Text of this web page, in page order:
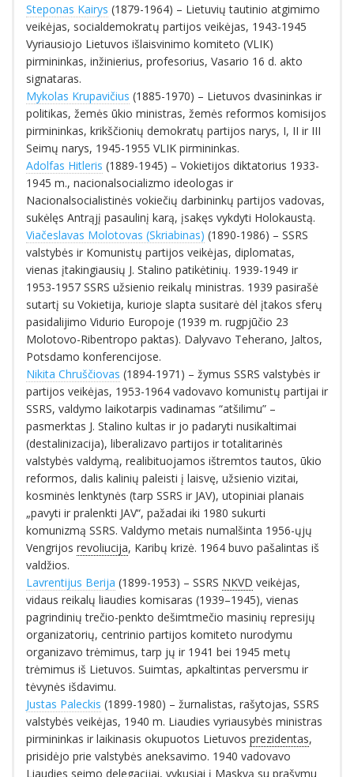
Steponas Kairys (1879-1964) – Lietuvių tautinio atgimimo
veikėjas, socialdemokratų partijos veikėjas, 1943-1945
Vyriausiojo Lietuvos išlaisvinimo komiteto (VLIK)
pirmininkas, inžinierius, profesorius, Vasario 16 d. akto
signataras.
Mykolas Krupavičius (1885-1970) – Lietuvos dvasininkas ir
politikas, žemės ūkio ministras, žemės reformos komisijos
pirmininkas, krikščionių demokratų partijos narys, I, II ir III
Seimų narys, 1945-1955 VLIK pirmininkas.
Adolfas Hitleris (1889-1945) – Vokietijos diktatorius 1933-
1945 m., nacionalsocializmo ideologas ir
Nacionalsocialistinės vokiečių darbininkų partijos vadovas,
sukėlęs Antrąjį pasaulinį karą, įsakęs vykdyti Holokaustą.
Viačeslavas Molotovas (Skriabinas) (1890-1986) – SSRS
valstybės ir Komunistų partijos veikėjas, diplomatas,
vienas įtakingiausių J. Stalino patikėtinių. 1939-1949 ir
1953-1957 SSRS užsienio reikalų ministras. 1939 pasirašė
sutartį su Vokietija, kurioje slapta susitarė dėl įtakos sferų
pasidalijimo Vidurio Europoje (1939 m. rugpjūčio 23
Molotovo-Ribentropo paktas). Dalyvavo Teherano, Jaltos,
Potsdamo konferencijose.
Nikita Chruščiovas (1894-1971) – žymus SSRS valstybės ir
partijos veikėjas, 1953-1964 vadovavo komunistų partijai ir
SSRS, valdymo laikotarpis vadinamas “atšilimu” –
pasmerktas J. Stalino kultas ir jo padaryti nusikaltimai
(destalinizacija), liberalizavo partijos ir totalitarinės
valstybės valdymą, realibituojamos ištremtos tautos, ūkio
reformos, dalis kalinių paleisti į laisvę, užsienio vizitai,
kosminės lenktynės (tarp SSRS ir JAV), utopiniai planais
„pavyti ir pralenkti JAV“, pažadai iki 1980 sukurti
komunizmą SSRS. Valdymo metais numalšinta 1956-ųjų
Vengrijos revoliucija, Karibų krizė. 1964 buvo pašalintas iš
valdžios.
Lavrentijus Berija (1899-1953) – SSRS NKVD veikėjas,
vidaus reikalų liaudies komisaras (1939–1945), vienas
pagrindinių trečio-penkto dešimtmečio masinių represijų
organizatorių, centrinio partijos komiteto nurodymu
organizavo trėmimus, tarp jų ir 1941 bei 1945 metų
trėmimus iš Lietuvos. Suimtas, apkaltintas perversmu ir
tėvynės išdavimu.
Justas Paleckis (1899-1980) – žurnalistas, rašytojas, SSRS
valstybės veikėjas, 1940 m. Liaudies vyriausybės ministras
pirmininkas ir laikinasis okupuotos Lietuvos prezidentas,
prisidėjo prie valstybės aneksavimo. 1940 vadovavo
Liaudies seimo delegacijai, vykusiai į Maskvą su prašymu